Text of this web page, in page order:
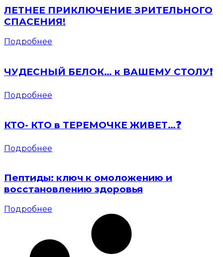
ЛЕТНЕЕ ПРИКЛЮЧЕНИЕ ЗРИТЕЛЬНОГО
СПАСЕНИЯ!
Подробнее
ЧУДЕСНЫЙ БЕЛОК… к ВАШЕМУ СТОЛУ❗️
Подробнее
КТО- КТО в ТЕРЕМОЧКЕ ЖИВЕТ…❓
Подробнее
Пептиды: ключ к омоложению и
восстановлению здоровья
Подробнее